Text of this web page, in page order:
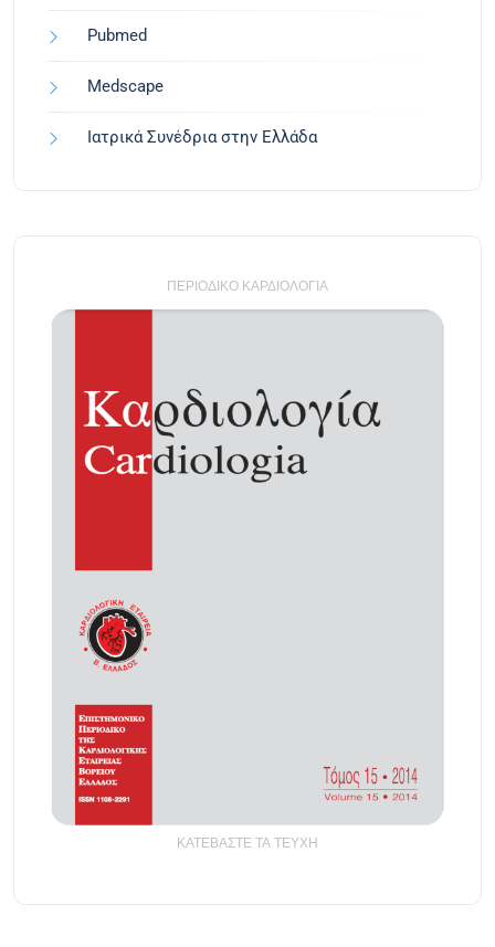
Pubmed
Medscape
Ιατρικά Συνέδρια στην Ελλάδα
ΠΕΡΙΟΔΙΚΌ ΚΑΡΔΙΟΛΟΓΊΑ
ΚΑΤΕΒΑΣΤΕ ΤΑ ΤΕΥΧΗ